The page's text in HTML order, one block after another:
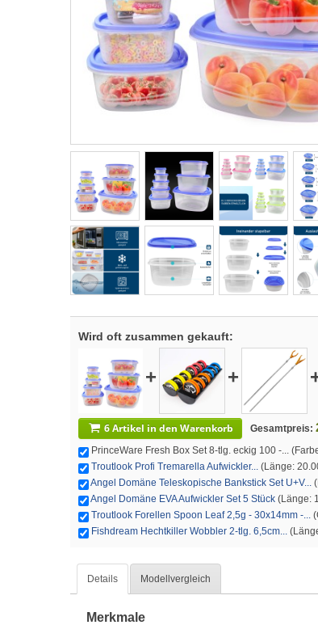
Wird oft zusammen gekauft:
+ +
6 Artikel in den Warenkorb Gesamtpreis:
PrinceWare Fresh Box Set 8-tlg. eckig 100 -...
Troutlook Profi Tremarella Aufwickler... (Länge:
Angel Domäne Teleskopische Bankstick Set U+V...
Angel Domäne EVA Aufwickler Set 5 Stück (Länge:
Troutlook Forellen Spoon Leaf 2,5g - 30x14mm -...
Fishdream Hechtkiller Wobbler 2-tlg. 6,5cm...
Details Modellvergleich
Merkmale